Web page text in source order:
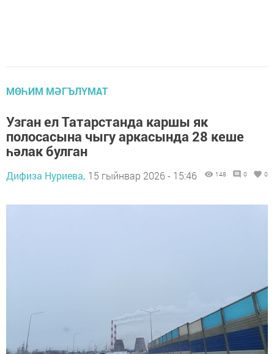
МӨҺИМ МӘГЪЛҮМАТ
Узган ел Татарстанда каршы як
полосасына чыгу аркасында 28 кеше
һәлак булган
Дифиза Нуриева, 15 гыйнвар 2026 - 15:46 148 0 0